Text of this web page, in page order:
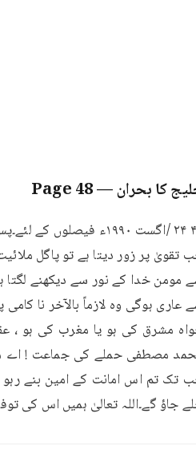
کا بحران— Page
48
جاؤ گے۔اللہ تعالیٰ ہمیں اس کی